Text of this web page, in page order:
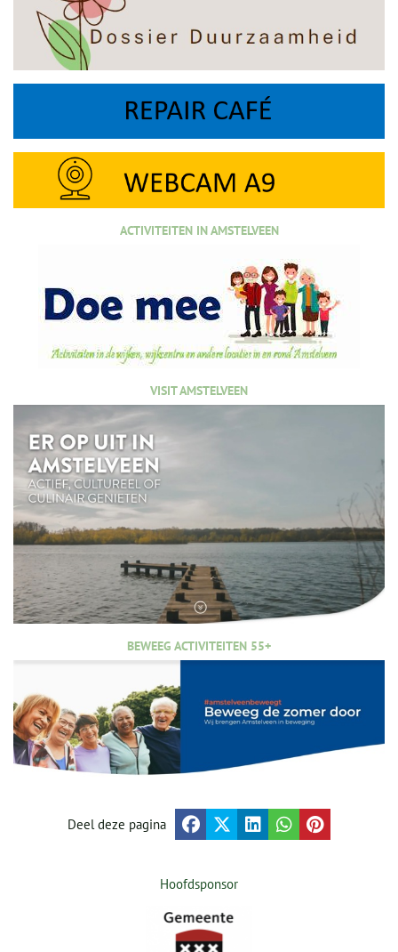
ACTIVITEITEN IN AMSTELVEEN
VISIT AMSTELVEEN
BEWEEG ACTIVITEITEN 55+
Deel deze pagina
Hoofdsponsor